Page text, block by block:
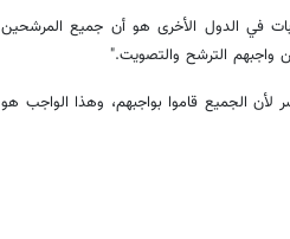
في الدول الأخرى هو أن جميع المرشحين
واجبهم الترشح والتصويت."
لأن الجميع قاموا بواجبهم، وهذا الواجب هو